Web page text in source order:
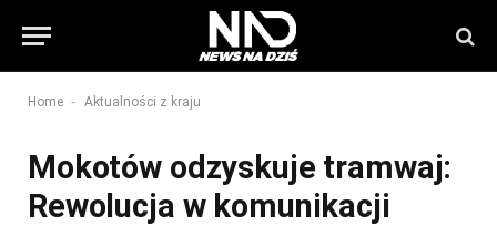
Home - Aktualności z kraju
Mokotów odzyskuje tramwaj:
Rewolucja w komunikacji